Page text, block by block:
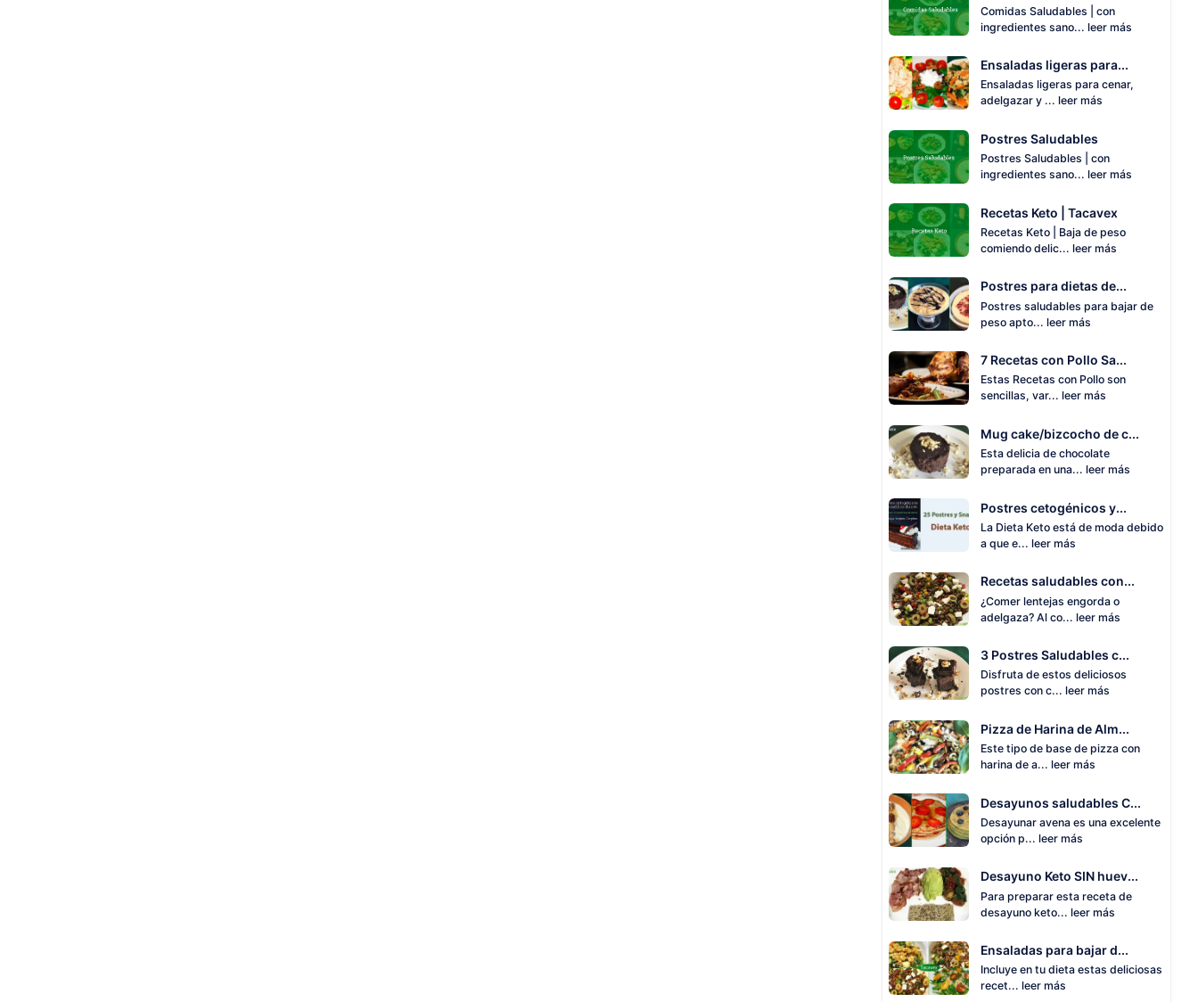
Comidas Saludables | con
ingredientes sano... leer más
Ensaladas ligeras para...
Ensaladas ligeras para cenar,
adelgazar y ... leer más
Postres Saludables
Postres Saludables | con
ingredientes sano... leer más
Recetas Keto | Tacavex
Recetas Keto | Baja de peso
comiendo delic... leer más
Postres para dietas de...
Postres saludables para bajar de
peso apto... leer más
7 Recetas con Pollo Sa...
Estas Recetas con Pollo son
sencillas, var... leer más
Mug cake/bizcocho de c...
Esta delicia de chocolate
preparada en una... leer más
Postres cetogénicos y...
La Dieta Keto está de moda debido
a que e... leer más
Recetas saludables con...
¿Comer lentejas engorda o
adelgaza? Al co... leer más
3 Postres Saludables c...
Disfruta de estos deliciosos
postres con c... leer más
Pizza de Harina de Alm...
Este tipo de base de pizza con
harina de a... leer más
Desayunos saludables C...
Desayunar avena es una excelente
opción p... leer más
Desayuno Keto SIN huev...
Para preparar esta receta de
desayuno keto... leer más
Ensaladas para bajar d...
Incluye en tu dieta estas deliciosas
recet... leer más